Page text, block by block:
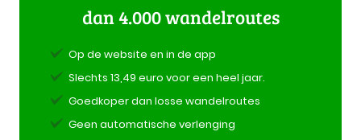
dan 4.000 wandelroutes
Op de website en in de app
Slechts 13,49 euro voor een heel jaar.
Goedkoper dan losse wandelroutes
Geen automatische verlenging